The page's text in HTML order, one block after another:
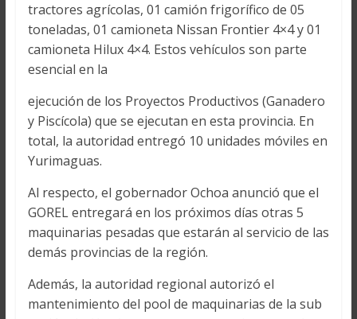
tractores agrícolas, 01 camión frigorífico de 05
toneladas, 01 camioneta Nissan Frontier 4×4 y 01
camioneta Hilux 4×4. Estos vehículos son parte
esencial en la
ejecución de los Proyectos Productivos (Ganadero
y Piscícola) que se ejecutan en esta provincia. En
total, la autoridad entregó 10 unidades móviles en
Yurimaguas.
Al respecto, el gobernador Ochoa anunció que el
GOREL entregará en los próximos días otras 5
maquinarias pesadas que estarán al servicio de las
demás provincias de la región.
Además, la autoridad regional autorizó el
mantenimiento del pool de maquinarias de la sub